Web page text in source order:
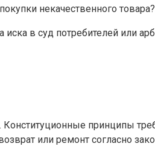
некачественного товара?
в суд потребителей или
Конституционные принципы
или ремонт согласно